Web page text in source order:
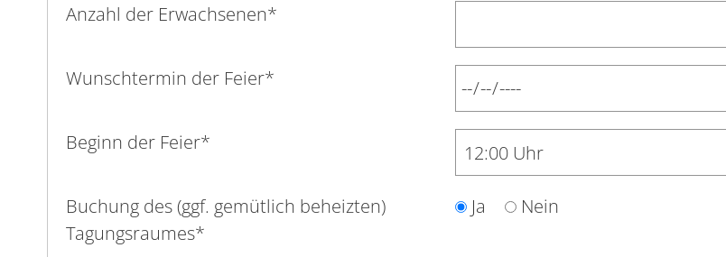
Anzahl der Erwachsenen*
Wunschtermin der Feier*
Beginn der Feier*
Buchung des (ggf. gemütlich beheizten)
Tagungsraumes*
Ja Nein